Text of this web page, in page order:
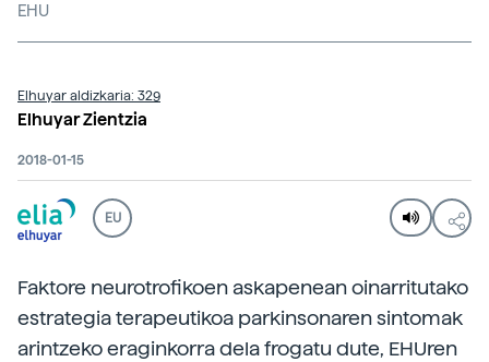
EHU
Elhuyar aldizkaria: 329
Elhuyar Zientzia
2018-01-15
EU
Faktore neurotrofikoen askapenean oinarritutako
estrategia terapeutikoa parkinsonaren sintomak
arintzeko eraginkorra dela frogatu dute, EHUren